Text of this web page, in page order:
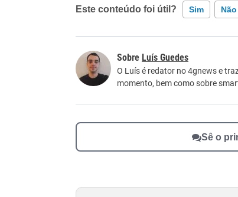
Este conteúdo foi útil? Sim Não
Este conteúdo não tem a informação
Luís Guedes
O Luís é redator no 4gnews e
momento, bem como sobre
Sê o